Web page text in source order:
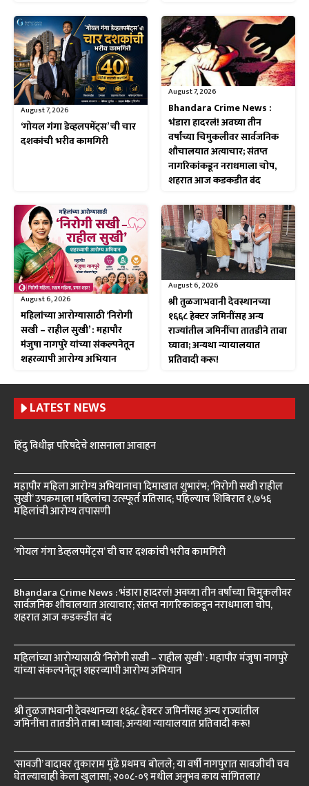
August 7, 2026
‘गोयल गंगा डेव्हलपमेंट्स’ ची चार
दशकांची भरीव कामगिरी
August 7, 2026
Bhandara Crime News :
भंडारा हादरलं! अवघ्या तीन
वर्षांच्या चिमुकलीवर सार्वजनिक
शौचालयात अत्याचार; संतप्त
नागरिकांकडून नराधमाला चोप,
शहरात आज कडकडीत बंद
August 6, 2026
महिलांच्या आरोग्यासाठी ‘निरोगी
सखी – राहील सुखी’ : महापौर
मंजुषा नागपुरे यांच्या संकल्पनेतून
शहरव्यापी आरोग्य अभियान
August 6, 2026
श्री तुळजाभवानी देवस्थानच्या
१६६८ हेक्टर जमिनींसह अन्य
राज्यांतील जमिनींचा तातडीने ताबा
घ्यावा; अन्यथा न्यायालयात
प्रतिवादी करू!
LATEST NEWS
हिंदु विधीज्ञ परिषदेचे शासनाला आवाहन
महापौर महिला आरोग्य अभियानाचा दिमाखात शुभारंभ; ‘निरोगी सखी राहील
सुखी’ उपक्रमाला महिलांचा उत्स्फूर्त प्रतिसाद; पहिल्याच शिबिरात १,७५६
महिलांची आरोग्य तपासणी
‘गोयल गंगा डेव्हलपमेंट्स’ ची चार दशकांची भरीव कामगिरी
Bhandara Crime News : भंडारा हादरलं! अवघ्या तीन वर्षांच्या चिमुकलीवर
सार्वजनिक शौचालयात अत्याचार; संतप्त नागरिकांकडून नराधमाला चोप,
शहरात आज कडकडीत बंद
महिलांच्या आरोग्यासाठी ‘निरोगी सखी – राहील सुखी’ : महापौर मंजुषा नागपुरे
यांच्या संकल्पनेतून शहरव्यापी आरोग्य अभियान
श्री तुळजाभवानी देवस्थानच्या १६६८ हेक्टर जमिनींसह अन्य राज्यांतील
जमिनींचा तातडीने ताबा घ्यावा; अन्यथा न्यायालयात प्रतिवादी करू!
‘सावजी’ वादावर तुकाराम मुंढे प्रथमच बोलले; या वर्षी नागपुरात सावजीची चव
घेतल्याचाही केला खुलासा; २००८-०९ मधील अनुभव काय सांगितला?